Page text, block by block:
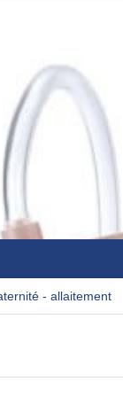
- allaitement